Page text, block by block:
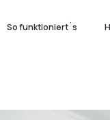
So funktioniert´s